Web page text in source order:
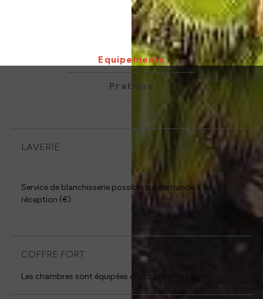
Equipements
Pratique
LAVERIE
Service de blanchisserie possible sur demande à la
réception (€).
COFFRE FORT
Les chambres sont équipées d'un coffre-fort à clé.